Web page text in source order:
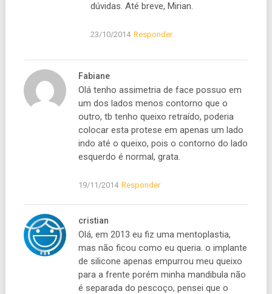
dúvidas. Até breve, Mirian.
23/10/2014 Responder
Fabiane
Olá tenho assimetria de face possuo em
um dos lados menos contorno que o
outro, tb tenho queixo retraído, poderia
colocar esta protese em apenas um lado
indo até o queixo, pois o contorno do lado
esquerdo é normal, grata.
19/11/2014 Responder
cristian
Olá, em 2013 eu fiz uma mentoplastia,
mas não ficou como eu queria. o implante
de silicone apenas empurrou meu queixo
para a frente porém minha mandibula não
é separada do pescoço, pensei que o